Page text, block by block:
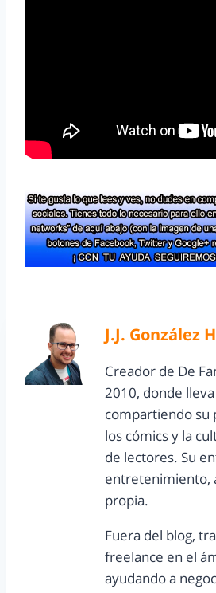
J.J. González
Creador de De
2010, donde
compartiendo su
los cómics y la
de lectores. Su
entretenimiento,
propia.
Fuera del blog,
freelance en el
ayudando a